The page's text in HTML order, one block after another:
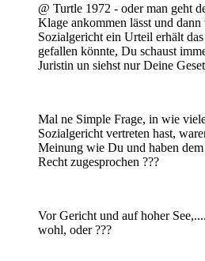
@ Turtle 1972 - oder man geht
Klage ankommen lässt und dann
Sozialgericht ein Urteil erhält
gefallen könnte, Du schaust
Juristin un siehst nur Deine
Mal ne Simple Frage, in wie
Sozialgericht vertreten hast,
Meinung wie Du und haben
Recht zugesprochen ???
Vor Gericht und auf hoher
wohl, oder ???